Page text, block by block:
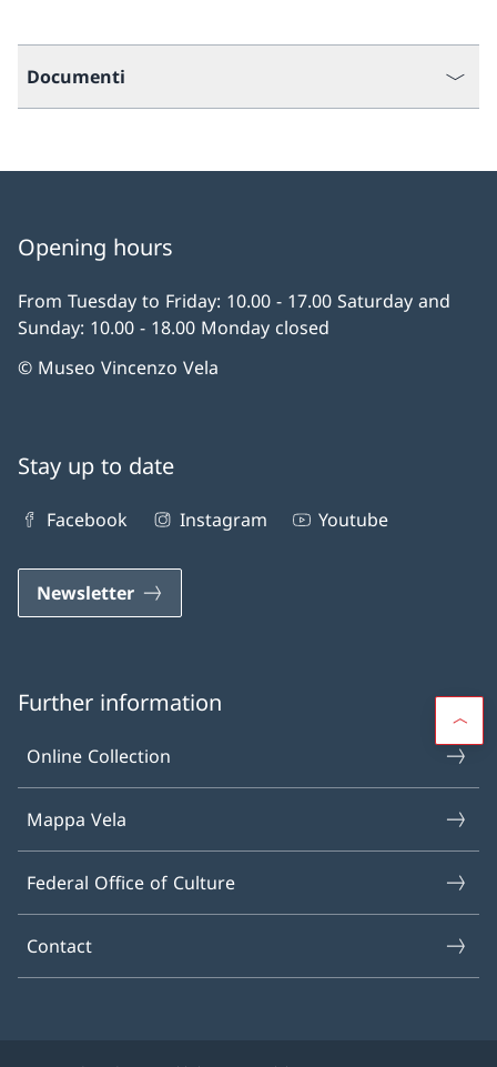
Documenti
Opening hours
From Tuesday to Friday: 10.00 - 17.00 Saturday and
Sunday: 10.00 - 18.00 Monday closed
© Museo Vincenzo Vela
Stay up to date
Facebook Instagram Youtube
Newsletter
Further information
Online Collection
Mappa Vela
Federal Office of Culture
Contact